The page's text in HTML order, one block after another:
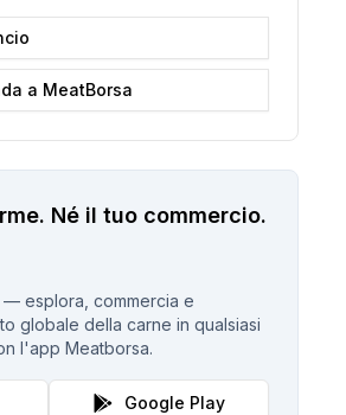
a MeatBorsa
Né il tuo commercio.
esplora, commercia e
globale della carne in qualsiasi
l'app Meatborsa.
Google Play